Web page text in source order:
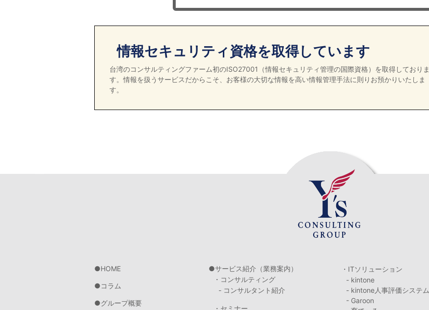
情報セキュリティ資格を取得しています
台湾のコンサルティングファーム初のISO27001（情報セキュリティ管理の国際資格）を取得しておりま
す。情報を扱うサービスだからこそ、お客様の大切な情報を高い情報管理手法に則りお預かりいたしま
す。
HOME
コラム
グループ概要
サービス紹介（業務案内）
・コンサルティング
- コンサルタント紹介
・セミナー
・ITソリューション
- kintone
- kintone人事評価システム
- Garoon